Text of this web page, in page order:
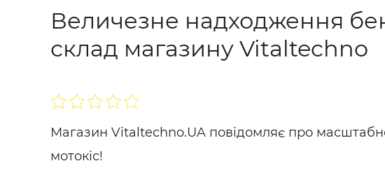
Величезне надходження
склад магазину Vitaltechno
Магазин Vitaltechno.UA повідомляє про
мотокіс!